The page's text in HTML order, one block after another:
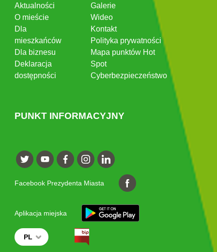
Aktualności
O mieście
Dla
mieszkańców
Dla biznesu
Deklaracja
dostępności
Galerie
Wideo
Kontakt
Polityka prywatności
Mapa punktów Hot
Spot
Cyberbezpieczeństwo
PUNKT INFORMACYJNY
Facebook Prezydenta Miasta
Aplikacja miejska
PL